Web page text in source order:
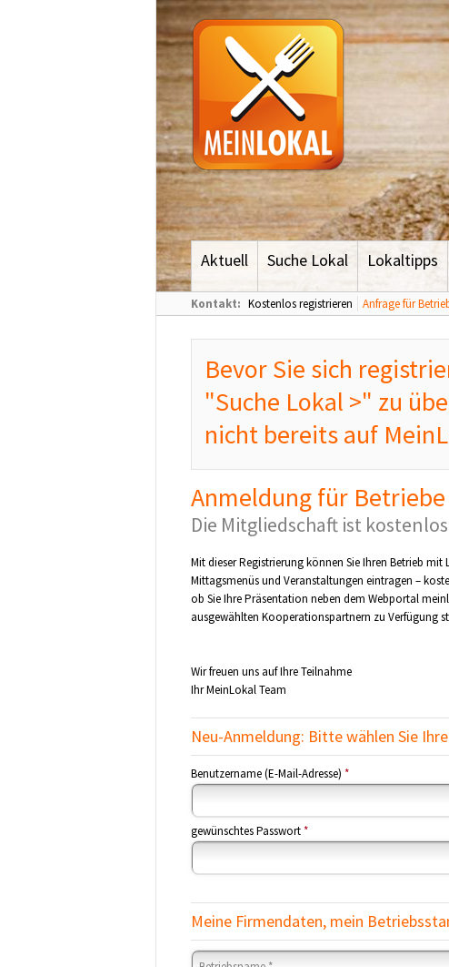
Aktuell Suche Lokal Lokaltipps
Kontakt: Kostenlos registrieren Anfrage für
Bevor Sie sich
"Suche Lokal >" zu
nicht bereits auf
Anmeldung für
Die Mitgliedschaft ist
Mit dieser Registrierung können Sie Ihren Betrieb
Mittagsmenüs und Veranstaltungen eintragen –
ob Sie Ihre Präsentation neben dem Webportal
ausgewählten Kooperationspartnern zu Verfügung
Wir freuen uns auf Ihre Teilnahme
Ihr MeinLokal Team
Neu-Anmeldung: Bitte wählen Sie
Benutzername (E-Mail-Adresse) *
gewünschtes Passwort*
Meine Firmendaten, mein